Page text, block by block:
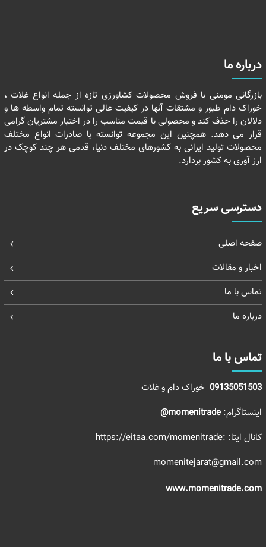
درباره ما
بازرگانی مومنی با فروش محصولات کشاورزی تازه از جمله انواع غلات ،
خوراک دام طیور و مشتقات آنها در کیفیت عالی توانسته تمام واسطه ها و
دلالان را حذف کند و محصولی با قیمت مناسب را در اختیار مشتریان گرامی
قرار می دهد. همچنین این مجموعه توانسته با صادرات انواع مختلف
محصولات تولید ایرانی به کشورهای مختلف دنیا، قدمی هر چند کوچک در
ارز آوری به کشور بردارد.
دسترسی سریع
صفحه اصلی
اخبار و مقالات
تماس با ما
درباره ما
تماس با ما
09135051503خوراک دام و غلات
اینستاگرام: momenitrade@
کانال ایتا: :https://eitaa.com/momenitrade
momenitejarat@gmail.com
www.momenitrade.com